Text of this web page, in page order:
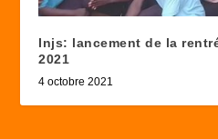
Injs: lancement de la
2021
4 octobre 2021